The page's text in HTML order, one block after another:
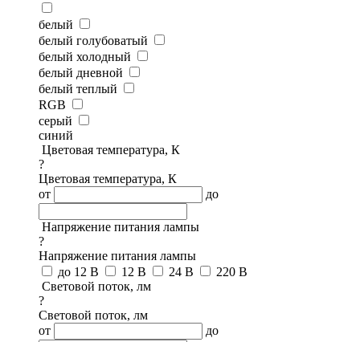
белый
белый голубоватый
белый холодный
белый дневной
белый теплый
RGB
серый
синий
Цветовая температура, К
?
Цветовая температура, К
от
до
Напряжение питания лампы
?
Напряжение питания лампы
до 12 В
12 В 24 В
220 В
Световой поток, лм
?
Световой поток, лм
от
до